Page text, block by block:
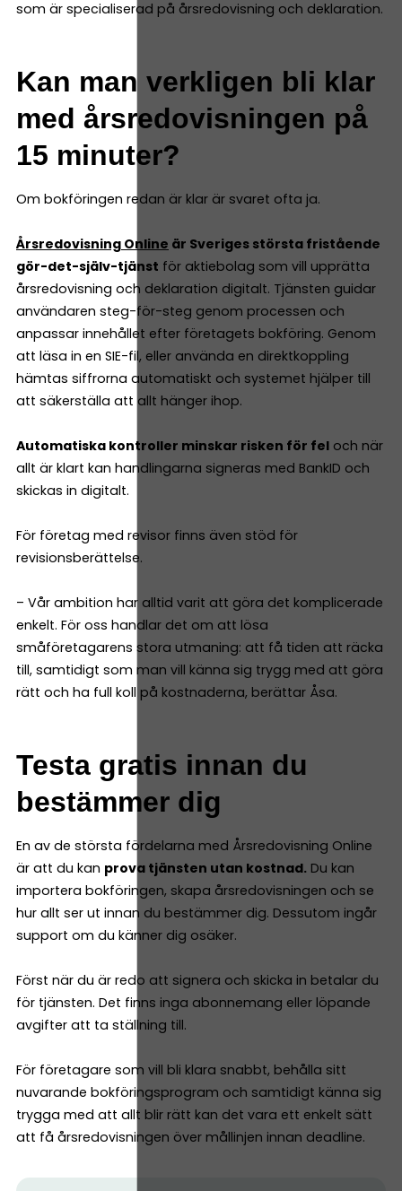
som är specialiserad på årsredovisning och deklaration.
Kan man verkligen bli klar
med årsredovisningen på
15 minuter?
Om bokföringen redan är klar är svaret ofta ja.
Årsredovisning Online är Sveriges största fristående
gör-det-själv-tjänst för aktiebolag som vill upprätta
årsredovisning och deklaration digitalt. Tjänsten guidar
användaren steg-för-steg genom processen och
anpassar innehållet efter företagets bokföring. Genom
att läsa in en SIE-fil, eller använda en direktkoppling
hämtas siffrorna automatiskt och systemet hjälper till
att säkerställa att allt hänger ihop.
Automatiska kontroller minskar risken för fel och när
allt är klart kan handlingarna signeras med BankID och
skickas in digitalt.
För företag med revisor finns även stöd för
revisionsberättelse.
– Vår ambition har alltid varit att göra det komplicerade
enkelt. För oss handlar det om att lösa
småföretagarens stora utmaning: att få tiden att räcka
till, samtidigt som man vill känna sig trygg med att göra
rätt och ha full koll på kostnaderna, berättar Åsa.
Testa gratis innan du
bestämmer dig
En av de största fördelarna med Årsredovisning Online
är att du kan prova tjänsten utan kostnad. Du kan
importera bokföringen, skapa årsredovisningen och se
hur allt ser ut innan du bestämmer dig. Dessutom ingår
support om du känner dig osäker.
Först när du är redo att signera och skicka in betalar du
för tjänsten. Det finns inga abonnemang eller löpande
avgifter att ta ställning till.
För företagare som vill bli klara snabbt, behålla sitt
nuvarande bokföringsprogram och samtidigt känna sig
trygga med att allt blir rätt kan det vara ett enkelt sätt
att få årsredovisningen över mållinjen innan deadline.